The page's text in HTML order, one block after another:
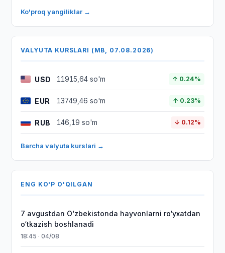
Ko'proq yangiliklar →
VALYUTA KURSLARI (MB, 07.08.2026)
USD 11915,64 so'm ↑ 0.24%
EUR 13749,46 so'm ↑ 0.23%
RUB 146,19 so'm ↓ 0.12%
Barcha valyuta kurslari →
ENG KO'P O'QILGAN
7 avgustdan O‘zbekistonda hayvonlarni ro‘yxatdan
o‘tkazish boshlanadi
18:45 · 04/08